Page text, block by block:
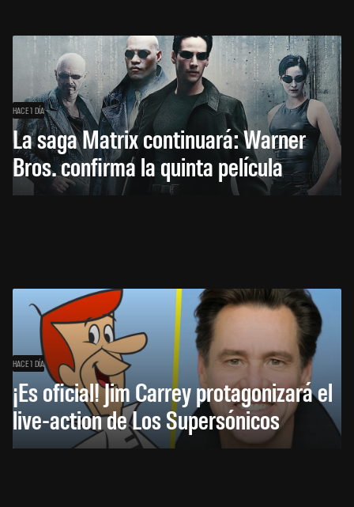
HACE 1 DÍA
La saga Matrix continuará: Warner
Bros. confirma la quinta película
HACE 1 DÍA
¡Es oficial! Jim Carrey protagonizará el
live-action de Los Supersónicos